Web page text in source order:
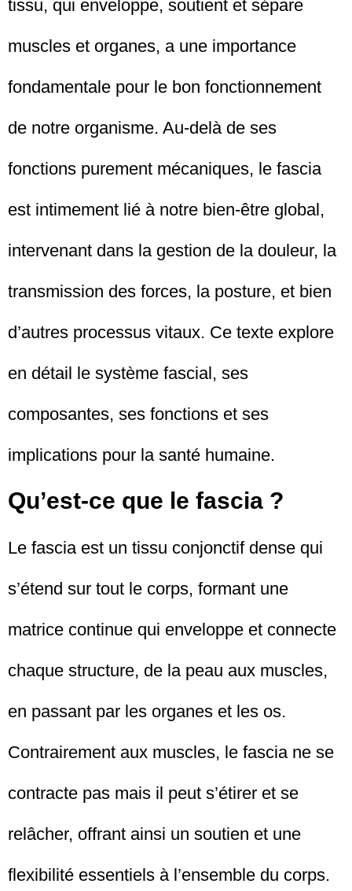
tissu, qui enveloppe, soutient et sépare
muscles et organes, a une importance
fondamentale pour le bon fonctionnement
de notre organisme. Au-delà de ses
fonctions purement mécaniques, le fascia
est intimement lié à notre bien-être global,
intervenant dans la gestion de la douleur, la
transmission des forces, la posture, et bien
d’autres processus vitaux. Ce texte explore
en détail le système fascial, ses
composantes, ses fonctions et ses
implications pour la santé humaine.
Qu’est-ce que le fascia ?
Le fascia est un tissu conjonctif dense qui
s’étend sur tout le corps, formant une
matrice continue qui enveloppe et connecte
chaque structure, de la peau aux muscles,
en passant par les organes et les os.
Contrairement aux muscles, le fascia ne se
contracte pas mais il peut s’étirer et se
relâcher, offrant ainsi un soutien et une
flexibilité essentiels à l’ensemble du corps.